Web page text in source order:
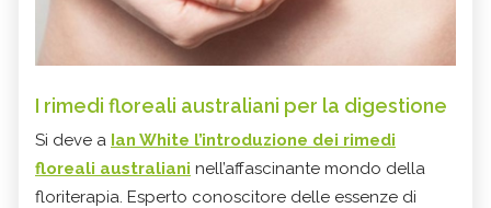
I rimedi floreali australiani per la digestione
Si deve a Ian White l’introduzione dei rimedi
floreali australiani nell’affascinante mondo della
floriterapia. Esperto conoscitore delle essenze di